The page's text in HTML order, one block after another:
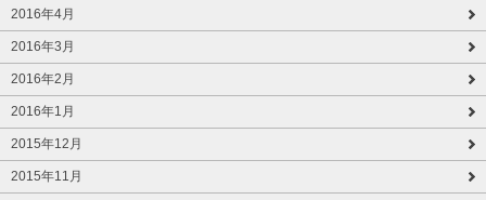
2016年4月
2016年3月
2016年2月
2016年1月
2015年12月
2015年11月